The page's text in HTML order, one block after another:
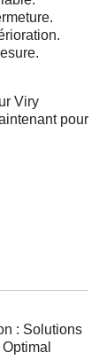
Viry
pour
: Solutions